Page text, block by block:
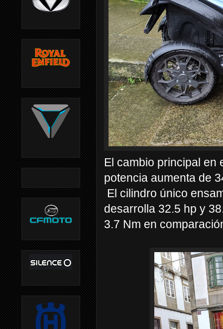
El cambio principal en
potencia aumenta de
El cilindro único
desarrolla 32.5 hp y
3.7 Nm en